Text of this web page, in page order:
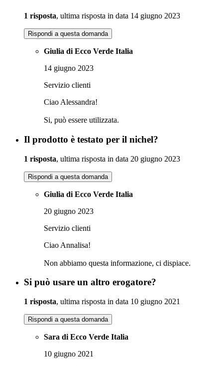
1 risposta, ultima risposta in data 14 giugno 2023
Rispondi a questa domanda
Giulia di Ecco Verde Italia
14 giugno 2023
Servizio clienti
Ciao Alessandra!
Si, può essere utilizzata.
Il prodotto è testato per il nichel?
1 risposta, ultima risposta in data 20 giugno 2023
Rispondi a questa domanda
Giulia di Ecco Verde Italia
20 giugno 2023
Servizio clienti
Ciao Annalisa!
Non abbiamo questa informazione, ci dispiace.
Si può usare un altro erogatore?
1 risposta, ultima risposta in data 10 giugno 2021
Rispondi a questa domanda
Sara di Ecco Verde Italia
10 giugno 2021